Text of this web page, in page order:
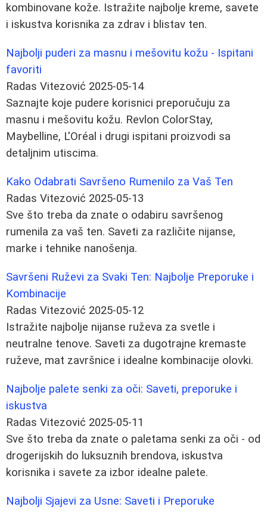
kombinovane kože. Istražite najbolje kreme, savete
i iskustva korisnika za zdrav i blistav ten.
Najbolji puderi za masnu i mešovitu kožu - Ispitani
favoriti
Radas Vitezović 2025-05-14
Saznajte koje pudere korisnici preporučuju za
masnu i mešovitu kožu. Revlon ColorStay,
Maybelline, L'Oréal i drugi ispitani proizvodi sa
detaljnim utiscima.
Kako Odabrati Savršeno Rumenilo za Vaš Ten
Radas Vitezović 2025-05-13
Sve što treba da znate o odabiru savršenog
rumenila za vaš ten. Saveti za različite nijanse,
marke i tehnike nanošenja.
Savršeni Ruževi za Svaki Ten: Najbolje Preporuke i
Kombinacije
Radas Vitezović 2025-05-12
Istražite najbolje nijanse ruževa za svetle i
neutralne tenove. Saveti za dugotrajne kremaste
ruževe, mat završnice i idealne kombinacije olovki.
Najbolje palete senki za oči: Saveti, preporuke i
iskustva
Radas Vitezović 2025-05-11
Sve što treba da znate o paletama senki za oči - od
drogerijskih do luksuznih brendova, iskustva
korisnika i savete za izbor idealne palete.
Najbolji Sjajevi za Usne: Saveti i Preporuke